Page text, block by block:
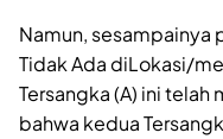
Namun, sesampainya
Tidak Ada diLokasi/
Tersangka (A) ini
bahwa kedua